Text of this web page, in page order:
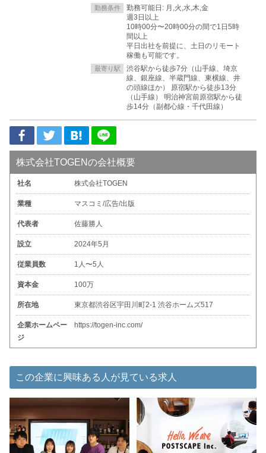
勤務条件
勤務可能日: 月,火,水,木,金
週3日以上
10時00分〜20時00分の間で1日5時
間以上
平日出社を前提に、土日のリモート
稼働も可能です。
最寄り駅
渋谷駅から徒歩7分（山手線、埼京
線、銀座線、半蔵門線、東横線、井
の頭線ほか） 原宿駅から徒歩13分
（山手線） 明治神宮前原宿駅から徒
歩14分（副都心線・千代田線）
株式会社TOGENの会社概要
社名 株式会社TOGEN
業種 マスコミ/広告/出版
代表者 佐藤勝人
設立 2024年5月
従業員数 1人〜5人
資本金 100万
所在地 東京都渋谷区宇田川町2-1 渋谷ホームズ517
企業ホームペー
ジ
https://togen-inc.com/
この企業に興味ある人が見ている求人